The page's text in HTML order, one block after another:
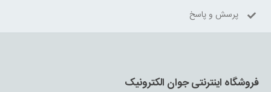
پرسش و پاسخ
فروشگاه اینترنتی جوان الکترونیک